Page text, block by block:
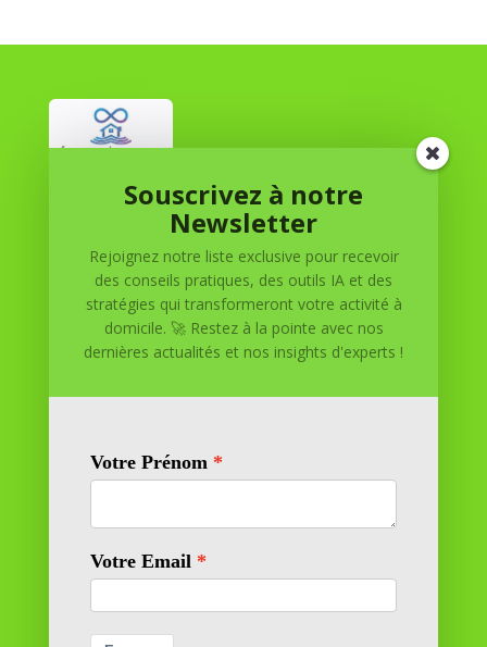
Réussite à Domicile
Réussite à Domicile est votre partenaire de confiance
pour atteindre vos objectifs depuis le confort de votre
maison. Nous offrons des solutions personnalisées pour
vous aider à réussir.
11 rue Richelieu
69100 VILLEURBANNE
Contactez-nous
Souscrivez à notre
Newsletter
Rejoignez notre liste exclusive pour recevoir
des conseils pratiques, des outils IA et des
stratégies qui transformeront votre activité à
domicile. 🚀 Restez à la pointe avec nos
dernières actualités et nos insights d'experts !